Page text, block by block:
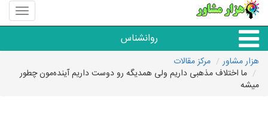
منوی
سایت
مشاور
روانشناس
همه مراکز روانشناسی
هزار مشاور
مرکز مقالات
ما اختلاف مذهبی داریم ولی همدیگه رو دوست داریم آینده‌مون چطور
میشه